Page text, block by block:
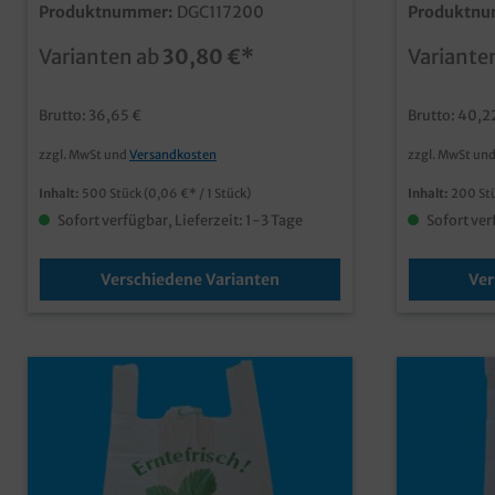
Größen zur Auswahlhochwertiger und
aus dem US Feinkost Geschäftaus
den Lebensmittelhandelverschiedene
Einsätzeauch individuell bedruckbar
Produktnummer: DGC117200
Varianten ab 30,80 €*
Brutto: 36,65 €
zzgl. MwSt und Versandkosten
Inhalt: 500 Stück (0,06 €* / 1 Stück)
Sofort verfügbar, Lieferzeit: 1-3 Tage
Verschiedene Varianten
🚚 Ideal für
Brutto:
zzgl. MwSt und
Inhalt: 200
Sofort